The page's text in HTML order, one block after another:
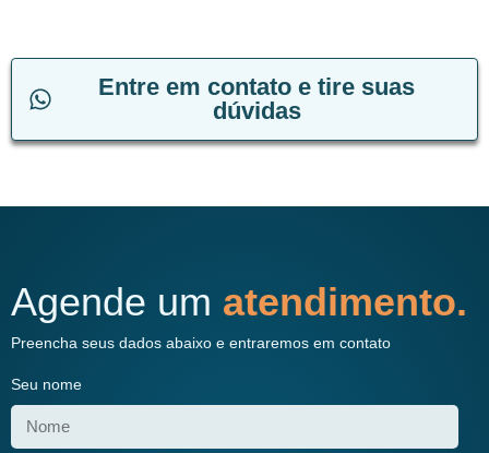
Entre em contato e tire suas
dúvidas
Agende um atendimento.
Preencha seus dados abaixo e entraremos em contato
Seu nome